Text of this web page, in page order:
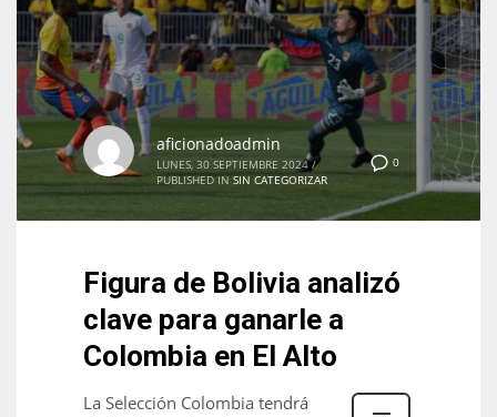
0
aficionadoadmin
LUNES, 30 SEPTIEMBRE 2024 /
PUBLISHED IN SIN CATEGORIZAR
Figura de Bolivia analizó
clave para ganarle a
Colombia en El Alto
La Selección Colombia tendrá